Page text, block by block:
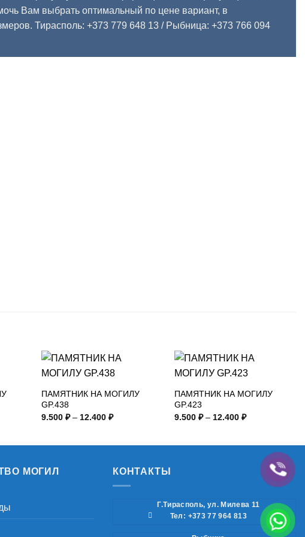
Вам выбрать оптимальный по цене вариант, в
Тирасполь: +373 779 648 13 / Рыбница: +373 766 094
ПАМЯТНИК НА МОГИЛУ
GP.438
9.500₽ – 12.400₽Диапазон
ПАМЯТНИК НА МОГИЛУ
GP.423
9.500₽ – 12.400₽Диапазон
12.400 ₽
МОГИЛ КОНТАКТЫ
Г.Тирасполь, ул. Милева 11
Тел: +373 77 964 813